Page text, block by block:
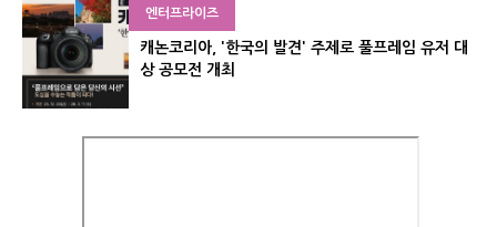
엔터프라이즈
캐논코리아, '한국의 발견' 주제로 풀프레임 유저 대
상 공모전 개최